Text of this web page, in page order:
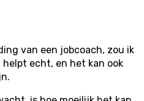
van een jobcoach, zou ik
echt, en het kan ook